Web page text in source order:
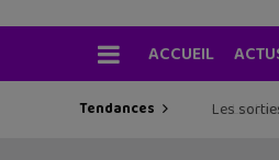
ACCUEIL
Tendances Les